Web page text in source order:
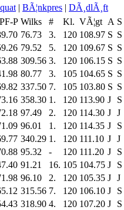
| BÃ¦nkpres | DÃ¸dlÃ¸ft
P Wilks # Kl. VÃ¦gt A S
76.73 3. 120 108.97 S S
79.52 5. 120 109.67 S S
309.56 3. 120 106.15 S S
80.77 3. 105 104.65 S S
337.50 7. 105 103.80 S S
358.30 1. 120 113.90 J S
97.49 2. 120 114.30 J J
96.01 1. 120 114.35 J S
340.29 1. 120 111.10 J J
95.32 - 120 111.20 J S
91.21 16. 105 104.75 J S
96.10 2. 120 105.35 J J
315.56 7. 120 106.10 J S
318.90 4. 120 107.20 J S